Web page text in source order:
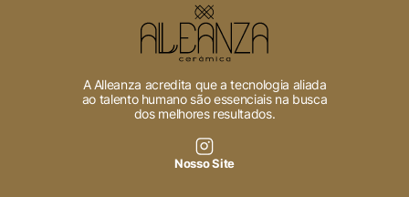
A Alleanza acredita que a tecnologia aliada
ao talento humano são essenciais na busca
dos melhores resultados.
Nosso Site